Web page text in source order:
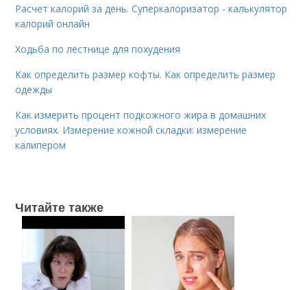
Расчет калорий за день. Суперкалоризатор - калькулятор
калорий онлайн
Ходьба по лестнице для похудения
Как определить размер кофты. Как определить размер
одежды
Как измерить процент подкожного жира в домашних
условиях. Измерение кожной складки: измерение
калипером
Читайте также